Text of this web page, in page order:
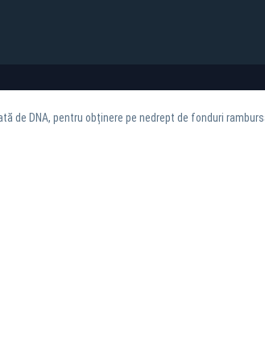
de DNA, pentru obținere pe nedrept de fonduri